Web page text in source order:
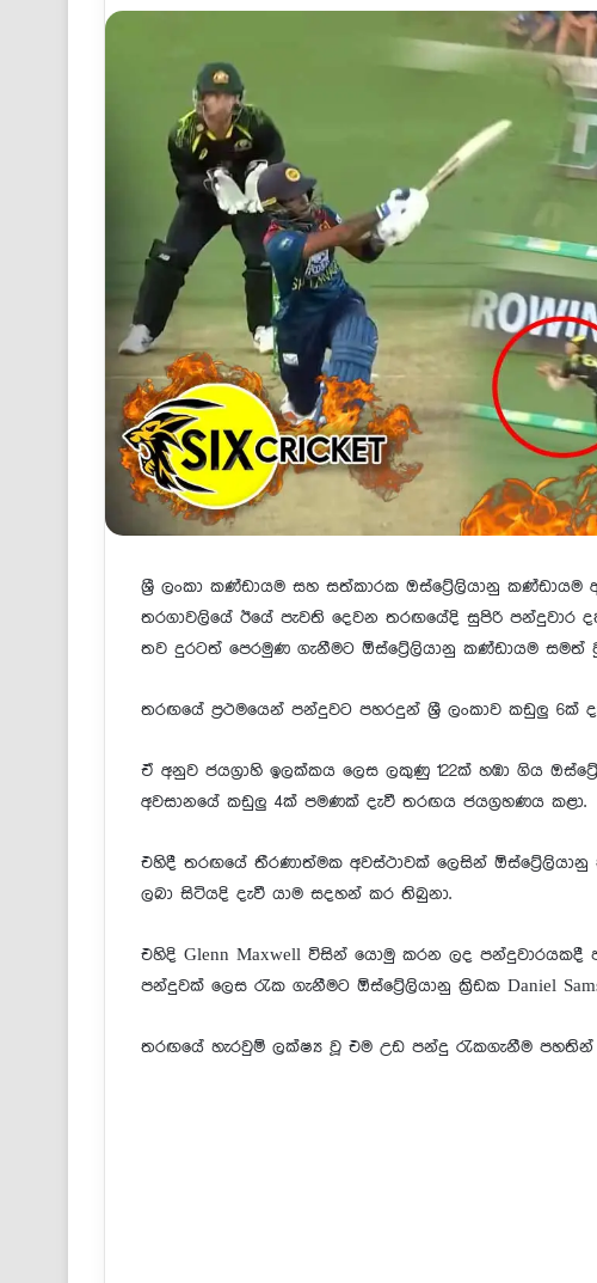
ශ්‍රී ලංකා කණ්ඩායම සහ සත්කාරක ඔස්ට්‍රේලියානු
තරගාවලියේ ඊයේ පැවති දෙවන තරඟයේදි සුපිරි පන්දුවාර
තව දුරටත් පෙරමුණ ගැනීමට ඕස්ට්‍රේලියානු කණ්ඩායම සමත්
තරඟයේ ප්‍රථමයෙන් පන්දුවට පහරදුන් ශ්‍රී ලංකාව කඩුලු 6ක්
ඒ අනුව ජයග්‍රාහි ඉලක්කය ලෙස ලකුණු 122ක් හඹා ගිය
අවසානයේ කඩුලු 4ක් පමණක් දැවී තරඟය ජයග්‍රහණය කළා.
එහිදී තරඟයේ තීරණාත්මක අවස්ථාවක් ලෙසින්
ලබා සිටියදි දැවී යාම සදහන් කර තිබුනා.
එහිදි Glenn Maxwell විසින් යොමු කරන ලද
පන්දුවක් ලෙස රැක ගැනීමට ඕස්ට්‍රේලියානු ක්‍රිඩක Daniel
තරඟයේ හැරවුම් ලක්ෂ්‍ය වූ එම උඩ පන්දු රැකගැනීම පහතින්